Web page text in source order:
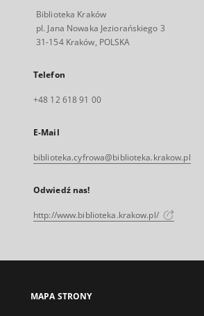
Biblioteka Kraków
pl. Jana Nowaka Jeziorańskiego 3
31-154 Kraków, POLSKA
Telefon
+48 12 618 91 00
E-Mail
biblioteka.cyfrowa@biblioteka.krakow.pl
Odwiedź nas!
http://www.biblioteka.krakow.pl/
MAPA STRONY